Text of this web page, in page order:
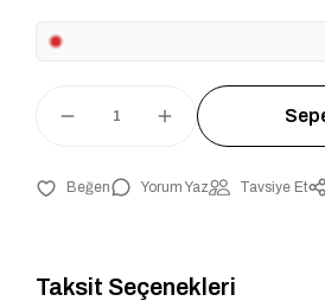
Yorum Yaz Tavsiye Et
Taksit Seçenekleri